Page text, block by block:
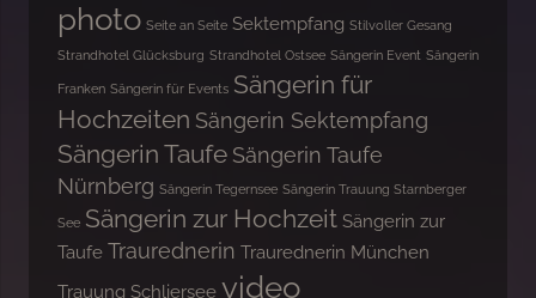
photo Seite an Seite Sektempfang Stilvoller Gesang
Strandhotel Glücksburg Strandhotel Ostsee Sängerin Event Sängerin
Franken Sängerin für Events Sängerin für
Hochzeiten Sängerin Sektempfang
Sängerin Taufe Sängerin Taufe
Nürnberg Sängerin Tegernsee Sängerin Trauung Starnberger
See Sängerin zur Hochzeit Sängerin zur
Taufe Traurednerin Traurednerin München
Trauung Schliersee video